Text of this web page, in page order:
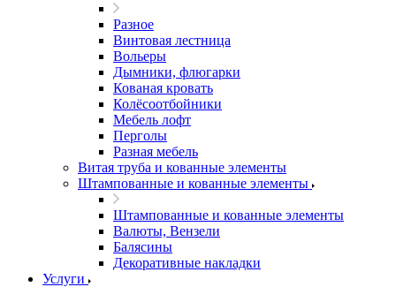
Разное
Винтовая лестница
Вольеры
Дымники, флюгарки
Кованая кровать
Колёсоотбойники
Мебель лофт
Перголы
Разная мебель
Витая труба и кованные элементы
Штампованные и кованные элементы
Штампованные и кованные элементы
Валюты, Вензели
Балясины
Декоративные накладки
Услуги